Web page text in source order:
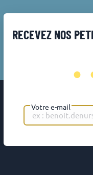
RECEVEZ NOS
Votre e-mail